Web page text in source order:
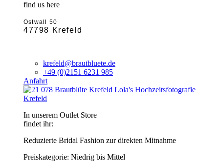
find us here
Ostwall 50
47798 Krefeld
krefeld@brautbluete.de
+49 (0)2151 6231 985
Anfahrt
Krefeld
In unserem Outlet Store
findet ihr:
Reduzierte Bridal Fashion zur direkten Mitnahme
Preiskategorie: Niedrig bis Mittel